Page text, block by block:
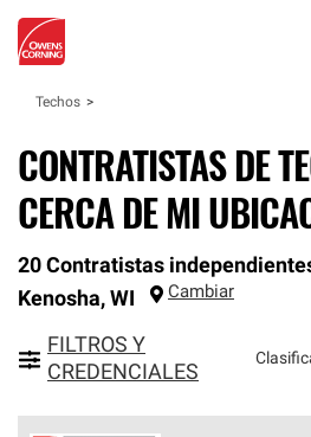
Techos
CONTRATISTAS DE
CERCA DE MI
20 Contratistas
Kenosha, WI Cambiar
FILTROS Y
CREDENCIALES